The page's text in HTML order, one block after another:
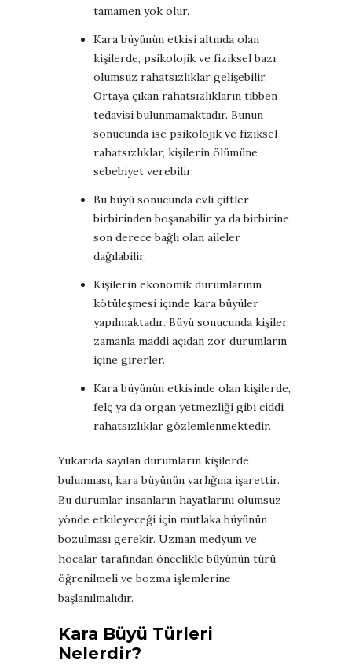
tamamen yok olur.
Kara büyünün etkisi altında olan
kişilerde, psikolojik ve fiziksel bazı
olumsuz rahatsızlıklar gelişebilir.
Ortaya çıkan rahatsızlıkların tıbben
tedavisi bulunmamaktadır. Bunun
sonucunda ise psikolojik ve fiziksel
rahatsızlıklar, kişilerin ölümüne
sebebiyet verebilir.
Bu büyü sonucunda evli çiftler
birbirinden boşanabilir ya da birbirine
son derece bağlı olan aileler
dağılabilir.
Kişilerin ekonomik durumlarının
kötüleşmesi içinde kara büyüler
yapılmaktadır. Büyü sonucunda kişiler,
zamanla maddi açıdan zor durumların
içine girerler.
Kara büyünün etkisinde olan kişilerde,
felç ya da organ yetmezliği gibi ciddi
rahatsızlıklar gözlemlenmektedir.
Yukarıda sayılan durumların kişilerde
bulunması, kara büyünün varlığına işarettir.
Bu durumlar insanların hayatlarını olumsuz
yönde etkileyeceği için mutlaka büyünün
bozulması gerekir. Uzman medyum ve
hocalar tarafından öncelikle büyünün türü
öğrenilmeli ve bozma işlemlerine
başlanılmalıdır.
Kara Büyü Türleri
Nelerdir?